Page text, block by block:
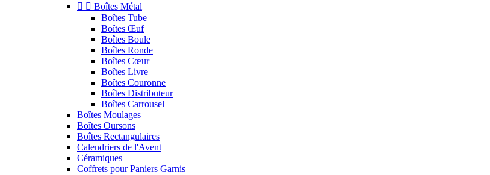
  Boîtes Métal
Boîtes Tube
Boîtes Œuf
Boîtes Boule
Boîtes Ronde
Boîtes Cœur
Boîtes Livre
Boîtes Couronne
Boîtes Distributeur
Boîtes Carrousel
Boîtes Moulages
Boîtes Oursons
Boîtes Rectangulaires
Calendriers de l'Avent
Céramiques
Coffrets pour Paniers Garnis